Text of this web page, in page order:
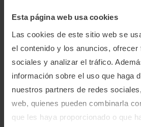
Esta página web usa cookies
Las cookies de este sitio web se
el contenido y los anuncios, ofrecer
sociales y analizar el tráfico.
información sobre el uso que haga
nuestros partners de redes
web, quienes pueden combinarla
que les haya proporcionado o que
años. Conoces más sobre este deporte;
mundo creciente donde todos
“Ser consciente de tu
seguir buscando formas de
El pádel te permite hacer ejercicio,
ser creativo. Puedes jugar con una